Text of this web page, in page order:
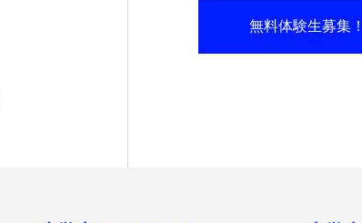
無料体験生募集！